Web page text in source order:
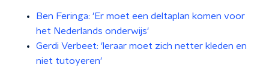
Ben Feringa: 'Er moet een deltaplan komen voor
het Nederlands onderwijs'
Gerdi Verbeet: 'leraar moet zich netter kleden en
niet tutoyeren'